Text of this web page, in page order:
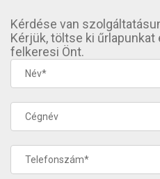
Kérdése van
Kérjük, töltse ki
felkeresi Önt.